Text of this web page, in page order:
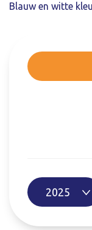
Blauw en witte